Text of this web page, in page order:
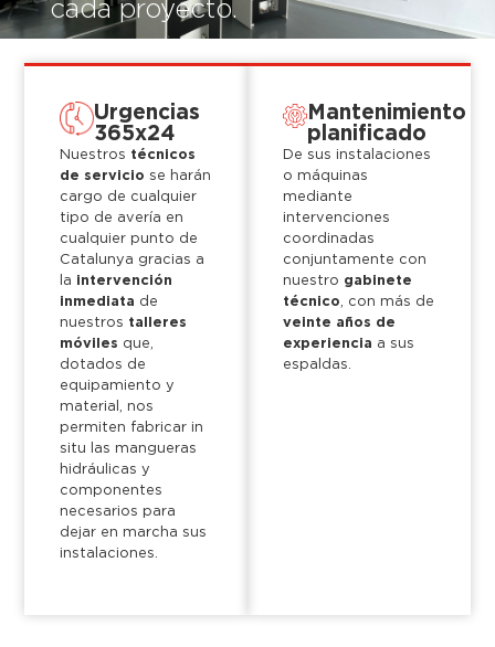
cada proyecto.
Urgencias
365x24
Nuestros técnicos
de servicio se harán
cargo de cualquier
tipo de avería en
cualquier punto de
Catalunya gracias a
la intervención
inmediata de
nuestros talleres
móviles que,
dotados de
equipamiento y
material, nos
permiten fabricar in
situ las mangueras
hidráulicas y
componentes
necesarios para
dejar en marcha sus
instalaciones.
Mantenimiento
planificado
De sus instalaciones
o máquinas
mediante
intervenciones
coordinadas
conjuntamente con
nuestro gabinete
técnico, con más de
veinte años de
experiencia a sus
espaldas.